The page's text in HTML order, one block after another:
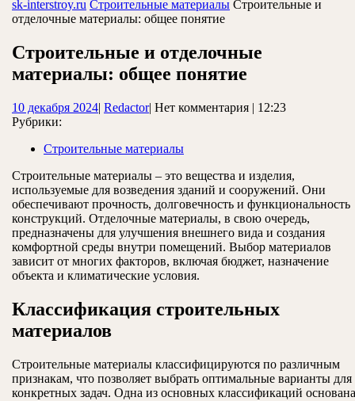
sk-interstroy.ru Строительные материалы Строительные и
отделочные материалы: общее понятие
Строительные и отделочные
материалы: общее понятие
10 декабря 202410
| RedactorRedactor
| Нет комментария | 12:23
Рубрики:
Строительные материалы
Строительные материалы – это вещества и изделия,
используемые для возведения зданий и сооружений. Они
обеспечивают прочность, долговечность и функциональность
конструкций. Отделочные материалы, в свою очередь,
предназначены для улучшения внешнего вида и создания
комфортной среды внутри помещений. Выбор материалов
зависит от многих факторов, включая бюджет, назначение
объекта и климатические условия.
Классификация строительных
материалов
Строительные материалы классифицируются по различным
признакам, что позволяет выбрать оптимальные варианты для
конкретных задач. Одна из основных классификаций основана